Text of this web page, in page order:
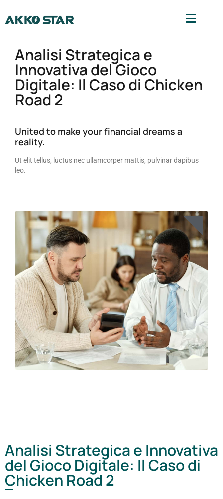
Analisi Strategica e
Innovativa del Gioco
Digitale: Il Caso di Chicken
Road 2
United to make your financial dreams a
reality.
Ut elit tellus, luctus nec ullamcorper mattis, pulvinar dapibus
leo.
Analisi Strategica e Innovativa
del Gioco Digitale: Il Caso di
Chicken Road 2